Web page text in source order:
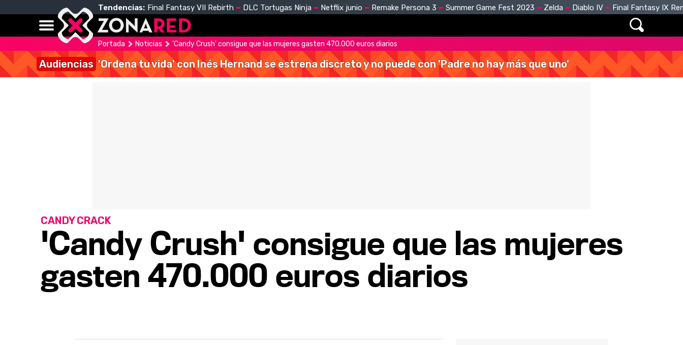
Tendencias: Final Fantasy VII Rebirth DLC Tortugas Ninja Netflix junio Remake Persona 3 Summer Game Fest 2023 Zelda Diablo IV Final Fantasy IX
Portada Noticias 'Candy Crush' consigue que las mujeres gasten 470.000 euros diarios
Audiencias 'Ordena tu vida' con Inés Hernand se estrena discreto y no puede con 'Padre no hay más que uno'
'Candy Crush' consigue que las mujeres
gasten 470.000 euros diarios
CANDY CRACK